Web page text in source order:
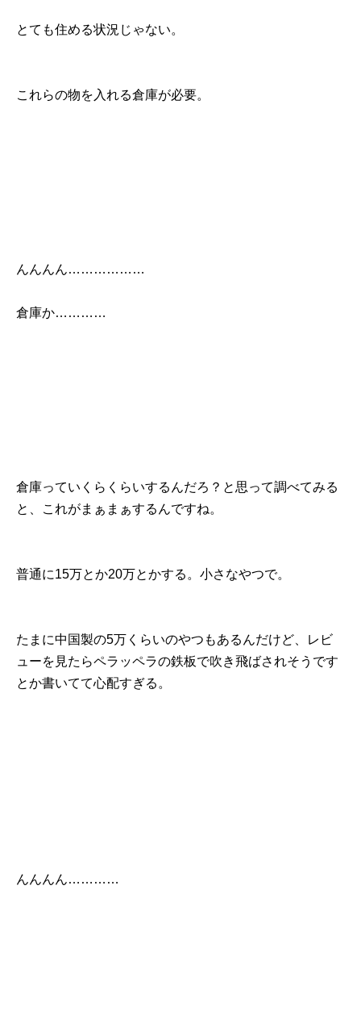
とても住める状況じゃない。
これらの物を入れる倉庫が必要。
んんんん………………
倉庫か…………
倉庫っていくらくらいするんだろ？と思って調べてみる
と、これがまぁまぁするんですね。
普通に15万とか20万とかする。小さなやつで。
たまに中国製の5万くらいのやつもあるんだけど、レビ
ューを見たらペラッペラの鉄板で吹き飛ばされそうです
とか書いてて心配すぎる。
んんんん…………